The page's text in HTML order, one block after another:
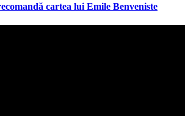
cartea lui Emile Benveniste